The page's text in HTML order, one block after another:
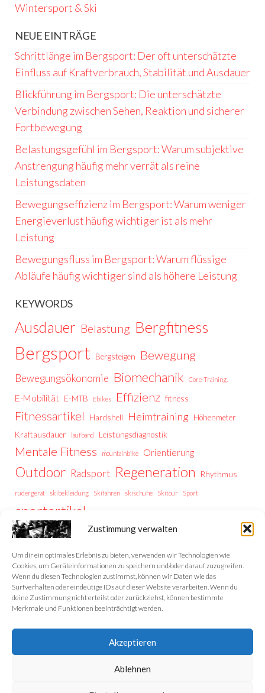
Zustimmung verwalten
Um dir ein optimales Erlebnis zu bieten, verwenden wir Technologien wie
Cookies, um Geräteinformationen zu speichern und/oder darauf zuzugreifen.
Wenn du diesen Technologien zustimmst, können wir Daten wie das
Surfverhalten oder eindeutige IDs auf dieser Website verarbeiten. Wenn du
deine Zustimmung nicht erteilst oder zurückziehst, können bestimmte
Merkmale und Funktionen beeinträchtigt werden.
Akzeptieren
Ablehnen
Wintersport & Ski
NEUE EINTRÄGE
Schrittlänge im Bergsport: Der oft unterschätzte
Einfluss auf Kraftverbrauch, Stabilität und Ausdauer
Blickführung im Bergsport: Die unterschätzte
Verbindung zwischen Sehen, Reaktion und sicherer
Fortbewegung
Belastungsgefühl im Bergsport: Warum subjektive
Anstrengung häufig mehr verrät als reine
Leistungsdaten
Bewegungseffizienz im Bergsport: Warum weniger
Energieverlust häufig wichtiger ist als mehr
Leistung
Bewegungsfluss im Bergsport: Warum flüssige
Abläufe häufig wichtiger sind als höhere Leistung
KEYWORDS
Ausdauer Belastung Bergfitness
Bergsport Bergsteigen Bewegung
Bewegungsökonomie Biomechanik Core-Training.
E-Mobilität E-MTB Ebikes Effizienz fitness
Fitnessartikel Hardshell Heimtraining
Höhenmeter
Kraftausdauer
laufband Leistungsdiagnostik
Mentale Fitness mountainbike Orientierung
Outdoor Radsport Regeneration Rhythmus
rudergerät skibekleidung Skifahren skischuhe Skitour Sport
sportartikel
Trainingssteuerung
Trainingstipps Trekking Trekking Vorbereitung
Home
Datenschutzerklärung
Impressum
Cookie-Richtlinie (EU)